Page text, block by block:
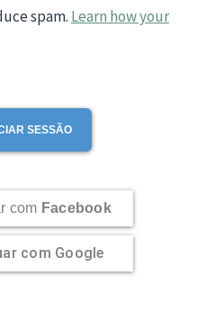
spam. Learn how your
SESSÃO
com Facebook
com Google